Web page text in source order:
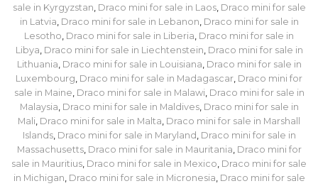
sale in Kyrgyzstan, Draco mini for sale in Laos, Draco mini for sale
in Latvia, Draco mini for sale in Lebanon, Draco mini for sale in
Lesotho, Draco mini for sale in Liberia, Draco mini for sale in
Libya, Draco mini for sale in Liechtenstein, Draco mini for sale in
Lithuania, Draco mini for sale in Louisiana, Draco mini for sale in
Luxembourg, Draco mini for sale in Madagascar, Draco mini for
sale in Maine, Draco mini for sale in Malawi, Draco mini for sale in
Malaysia, Draco mini for sale in Maldives, Draco mini for sale in
Mali, Draco mini for sale in Malta, Draco mini for sale in Marshall
Islands, Draco mini for sale in Maryland , Draco mini for sale in
Massachusetts, Draco mini for sale in Mauritania, Draco mini for
sale in Mauritius, Draco mini for sale in Mexico, Draco mini for sale
in Michigan, Draco mini for sale in Micronesia, Draco mini for sale